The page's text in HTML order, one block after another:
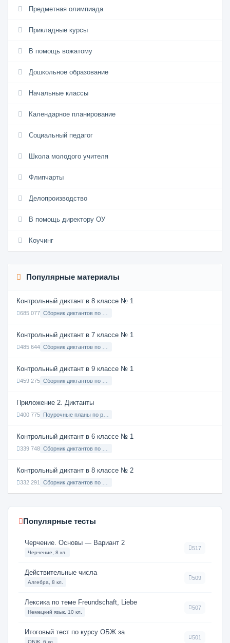
Предметная олимпиада
Прикладные курсы
В помощь вожатому
Дошкольное образование
Начальные классы
Календарное планирование
Социальный педагог
Школа молодого учителя
Флипчарты
Делопроизводство
В помощь директору ОУ
Коучинг
Популярные материалы
Контрольный диктант в 8 классе № 1
685 077
Контрольный диктант в 7 классе № 1
485 644
Контрольный диктант в 9 классе № 1
459 275
Приложение 2. Диктанты
400 775
Контрольный диктант в 6 классе № 1
339 748
Контрольный диктант в 8 классе № 2
332 291
Популярные тесты
Черчение. Основы — Вариант 2
Черчение, 8 кл.
517
Действительные числа
Алгебра, 8 кл.
509
Лексика по теме Freundschaft, Liebe
Немецкий язык, 10 кл.
507
Итоговый тест по курсу ОБЖ за
ОБЖ, 6 кл.
501